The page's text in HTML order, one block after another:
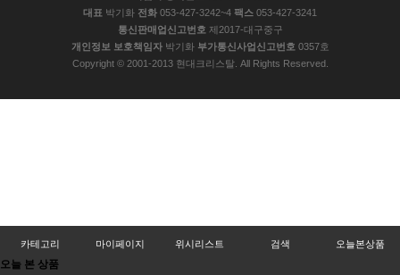
카테고리 마이페이지 위시리스트 검색 오늘본상품
오늘 본 상품
대표 박기화 전화 053-427-3242~4 팩스 053-427-3241
통신판매업신고번호 제2017-대구중구
개인정보 보호책임자박기화 부가통신사업신고번호 0357호
Copyright © 2001-2013 현대크리스탈. All Rights Reserved.